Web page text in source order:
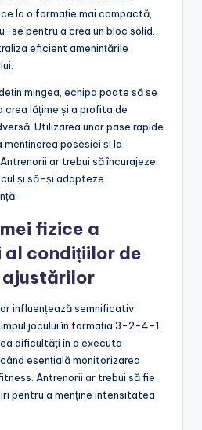
la o formație mai compactă,
se pentru a crea un bloc solid.
eficient amenințările
mingea, echipa poate să se
lățime și a profita de
Utilizarea unor pase rapide
posesiei și la
ar trebui să încurajeze
și să-și adapteze
fizice a
condițiilor de
ajustărilor
influențează semnificativ
jocului în formația 3-2-4-1.
dificultăți în a executa
esențială monitorizarea
Antrenorii ar trebui să fie
pentru a menține intensitatea